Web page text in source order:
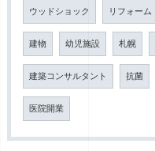
ウッドショック リフォーム
建物 幼児施設 札幌
建築コンサルタント 抗菌
医院開業